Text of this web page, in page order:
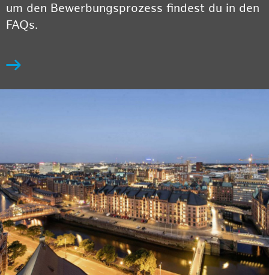
um den Bewerbungsprozess findest du in den
FAQs.